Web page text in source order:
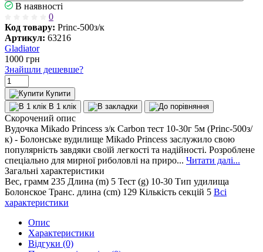
В наявності
0
Код товару: Princ-500з/к
Артикул: 63216
Gladiator
1000 грн
Знайшли дешевше?
Купити
В 1 клік
Скорочений опис
Вудочка Mikado Princess з/к Carbon тест 10-30г 5м (Princ-500з/
к) - Болонське вудилище Mikado Princess заслужило свою
популярність завдяки своїй легкості та надійності. Розроблене
спеціально для мирної риболовлі на приро... Читати далі...
Загальні характеристики
Вес, грамм 235 Длина (m) 5 Тест (g) 10-30 Тип удилища
Болонское Транс. длина (cm) 129 Кількість секцій 5 Всі
характеристики
Опис
Характеристики
Відгуки (0)